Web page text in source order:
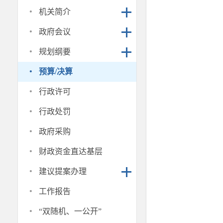
· 机关简介
· 政府会议
· 规划纲要
· 预算/决算
· 行政许可
· 行政处罚
· 政府采购
· 财政资金直达基层
· 建议提案办理
· 工作报告
· “双随机、一公开”